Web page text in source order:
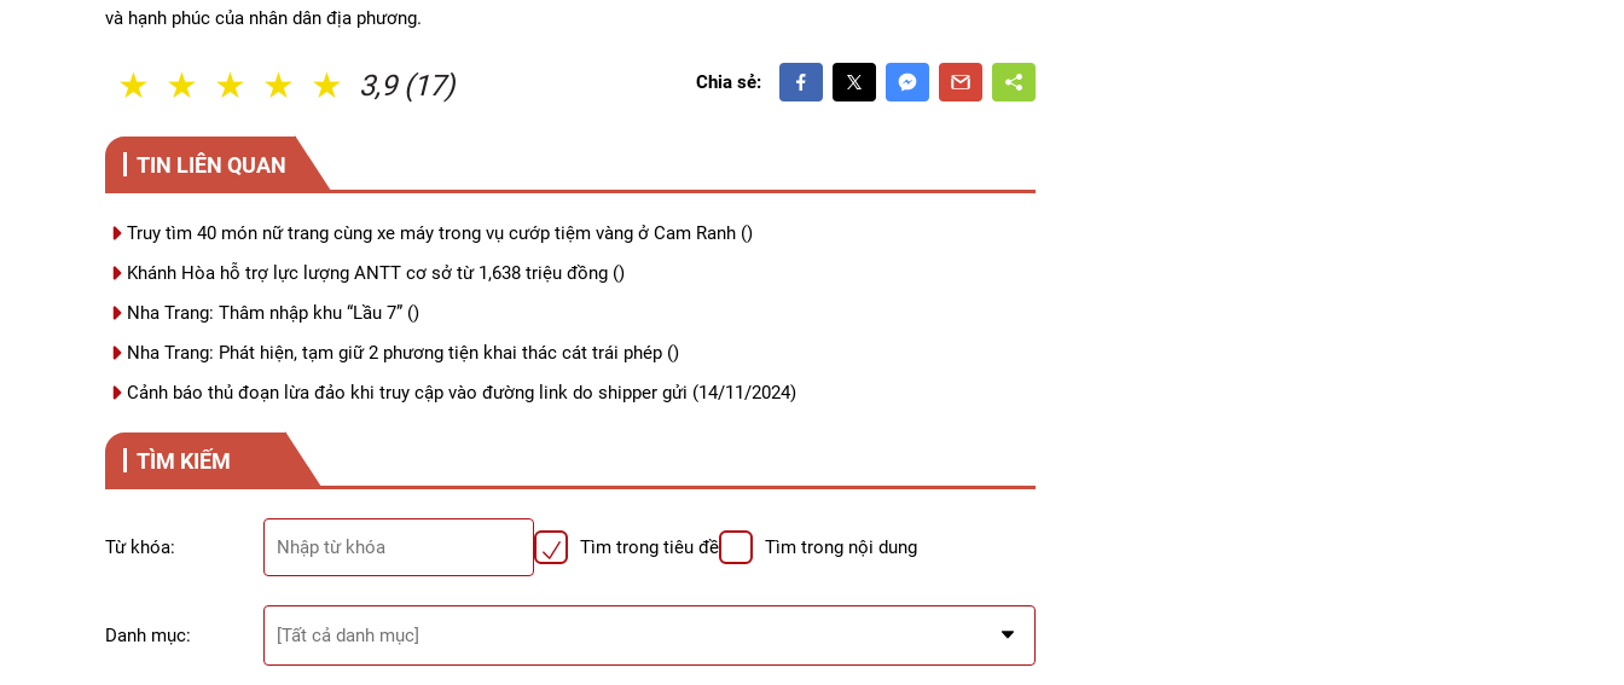
và hạnh phúc của nhân dân địa phương.
3,9 (17)
5 Sao
4 Sao
3 Sao
2 Sao
1 Sao Chia sẻ:
TIN LIÊN QUAN
Truy tìm 40 món nữ trang cùng xe máy trong vụ cướp tiệm vàng ở Cam Ranh ()
Khánh Hòa hỗ trợ lực lượng ANTT cơ sở từ 1,638 triệu đồng ()
Nha Trang: Thâm nhập khu “Lầu 7” ()
Nha Trang: Phát hiện, tạm giữ 2 phương tiện khai thác cát trái phép ()
Cảnh báo thủ đoạn lừa đảo khi truy cập vào đường link do shipper gửi (14/11/2024)
TÌM KIẾM
Từ khóa: Tìm trong tiêu đề Tìm trong nội dung
Danh mục: